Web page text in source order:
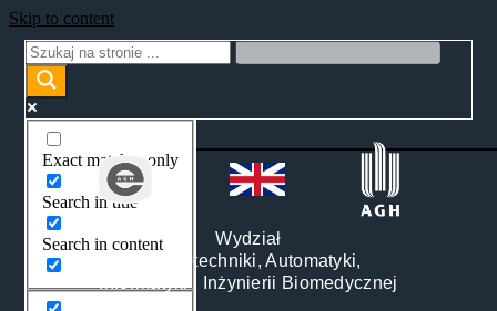
Skip to content
Exact matches only
Search in title
Search in content
Wydział
Elektrotechniki, Automatyki,
Informatyki i Inżynierii Biomedycznej